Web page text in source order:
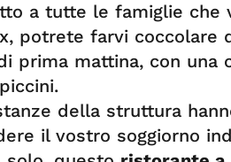
a tutte le famiglie che
potrete farvi coccolare
prima mattina, con una
della struttura
il vostro soggiorno